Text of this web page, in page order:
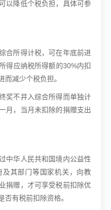
以降低个税负担，具体可参
合所得计税，可在年底前进
得应纳税所得额的30%内扣
而减少个税负担。
奖不并入综合所得而单独计
月，当月未扣除的捐赠支出
中华人民共和国境内公益性
其部门等国家机关，向教
捐赠，才可享受税前扣除优
否有税前扣除资格。